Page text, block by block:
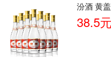
汾酒 黄
38.5元